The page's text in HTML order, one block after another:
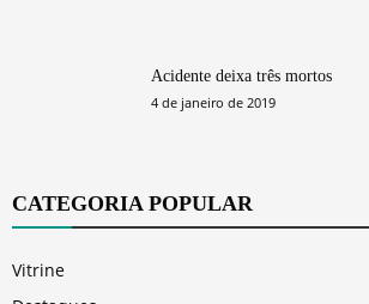
Acidente deixa três mortos
4 de janeiro de 2019
CATEGORIA POPULAR
Vitrine